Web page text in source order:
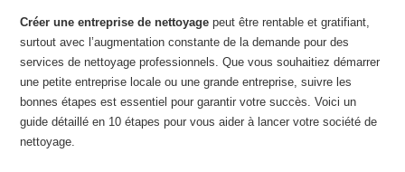
Créer une entreprise de nettoyage peut être rentable et gratifiant,
surtout avec l’augmentation constante de la demande pour des
services de nettoyage professionnels. Que vous souhaitiez démarrer
une petite entreprise locale ou une grande entreprise, suivre les
bonnes étapes est essentiel pour garantir votre succès. Voici un
guide détaillé en 10 étapes pour vous aider à lancer votre société de
nettoyage.